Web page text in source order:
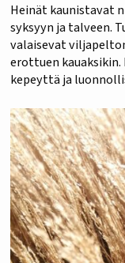
Heinät kaunistavat niittyjä ja puutarhoja usein pitkälle
syksyyn ja talveen.
valaisevat
erottuen
kepeyttä ja